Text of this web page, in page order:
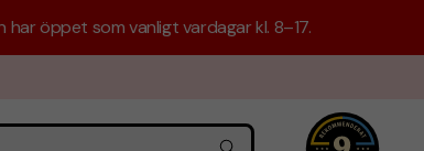
öppet som vanligt vardagar kl. 8–17.